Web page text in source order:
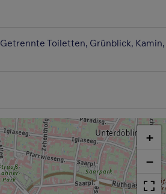
Getrennte Toiletten Grünblick Kamin
+
−